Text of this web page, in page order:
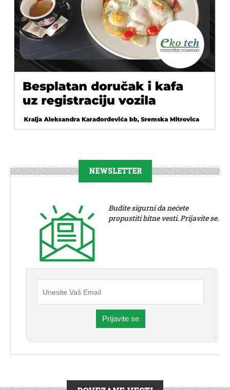
NEWSLETTER
Budite sigurni da nećete
propustiti bitne vesti. Prijavite se.
Prijavite se